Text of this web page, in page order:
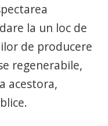
la un loc de
de producere
regenerabile,
acestora,